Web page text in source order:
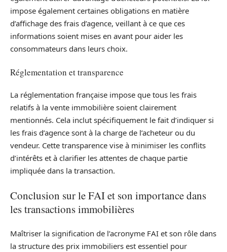
impose également certaines obligations en matière
d’affichage des frais d’agence, veillant à ce que ces
informations soient mises en avant pour aider les
consommateurs dans leurs choix.
Réglementation et transparence
La réglementation française impose que tous les frais
relatifs à la vente immobilière soient clairement
mentionnés. Cela inclut spécifiquement le fait d’indiquer si
les frais d’agence sont à la charge de l’acheteur ou du
vendeur. Cette transparence vise à minimiser les conflits
d’intérêts et à clarifier les attentes de chaque partie
impliquée dans la transaction.
Conclusion sur le FAI et son importance dans
les transactions immobilières
Maîtriser la signification de l’acronyme FAI et son rôle dans
la structure des prix immobiliers est essentiel pour